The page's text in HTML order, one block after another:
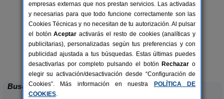
8-21+3 pers.
desde25 €
El Corazón Verde
Badilla (Zamora)
Buscar
empresas externas que nos prestan servicios. Las activadas
y necesarias para que todo funcione correctamente son las
Cookies Técnicas y no necesitan de tu autorización. Al pulsar
el botónAceptar activarás el resto de cookies (analíticas y
publicitarias), personalizadas según tus preferencias y con
publicidad ajustada a tus búsquedas. Estas últimas puedes
desactivarlas por completo pulsando el botón Rechazar o
elegir su activación/desactivación desde “Configuración de
Cookies”. Más información en nuestra
POLÍTICA DE
COOKIES.